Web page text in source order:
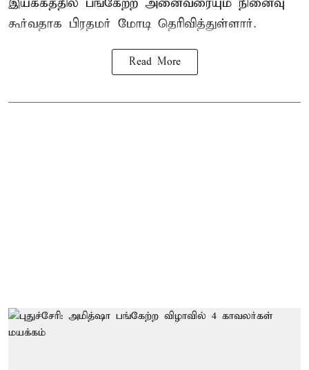
இயக்கத்தில் பங்கேற்ற அனைவரையும் நினைவு
கூர்வதாக பிரதமர் மோடி தெரிவித்துள்ளார்.
Read More